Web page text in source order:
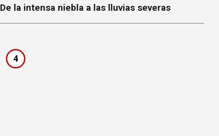
De la intensa niebla a las lluvias severas
4